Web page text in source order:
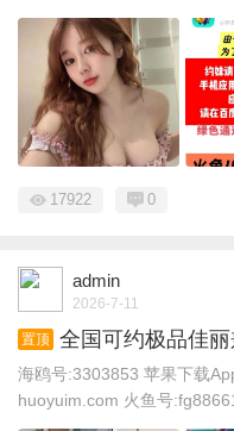
17922 0
admin
2026-7-11
置顶 全国可约极品佳
海鸥号:3303853 苹果下载
huoyuim.com 火鱼号